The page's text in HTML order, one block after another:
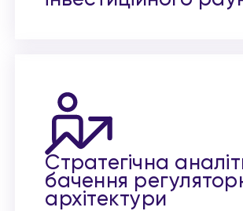
Стратегічна
бачення
архітектури